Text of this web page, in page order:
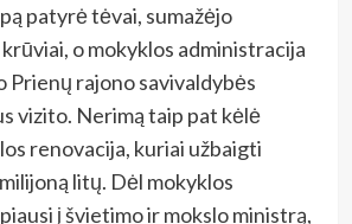
patyrė tėvai, sumažėjo
o mokyklos administracija
Prienų rajono savivaldybės
vizito. Nerimą taip pat kėlė
renovacija, kuriai užbaigti
litų. Dėl mokyklos
į švietimo ir mokslo ministrą,